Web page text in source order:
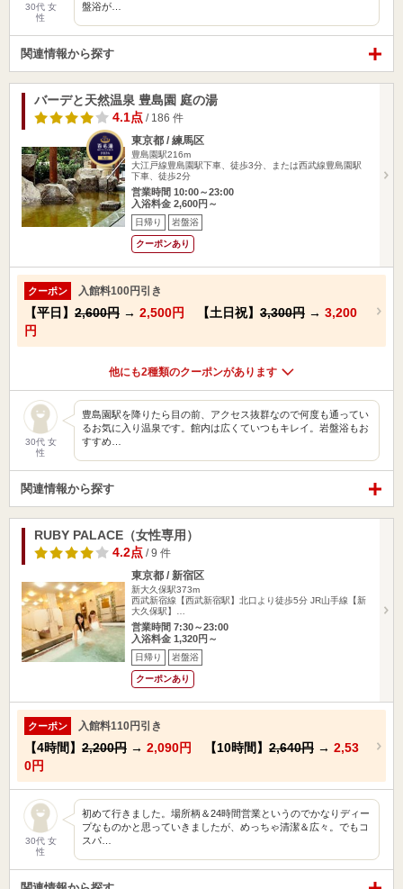
30代 女
性
盤浴が…
関連情報から探す
バーデと天然温泉 豊島園 庭の湯
4.1点 / 186 件
東京都 / 練馬区
豊島園駅216m
大江戸線豊島園駅下車、徒歩3分、または西武線豊島園駅
下車、徒歩2分
営業時間 10:00～23:00
入浴料金 2,600円～
日帰り 岩盤浴
クーポンあり
クーポン 入館料100円引き
【平日】 2,600円 → 2,500円 【土日祝】 3,300円 → 3,200
円
他にも2種類のクーポンがあります
30代 女
性
豊島園駅を降りたら目の前、アクセス抜群なので何度も通ってい
るお気に入り温泉です。館内は広くていつもキレイ。岩盤浴もお
すすめ…
関連情報から探す
RUBY PALACE（女性専用）
4.2点 / 9 件
東京都 / 新宿区
新大久保駅373m
西武新宿線【西武新宿駅】北口より徒歩5分 JR山手線【新
大久保駅】…
営業時間 7:30～23:00
入浴料金 1,320円～
日帰り 岩盤浴
クーポンあり
クーポン 入館料110円引き
【4時間】 2,200円 → 2,090円 【10時間】 2,640円 → 2,53
0円
30代 女
性
初めて行きました。場所柄＆24時間営業というのでかなりディー
プなものかと思っていきましたが、めっちゃ清潔＆広々。でもコ
スパ…